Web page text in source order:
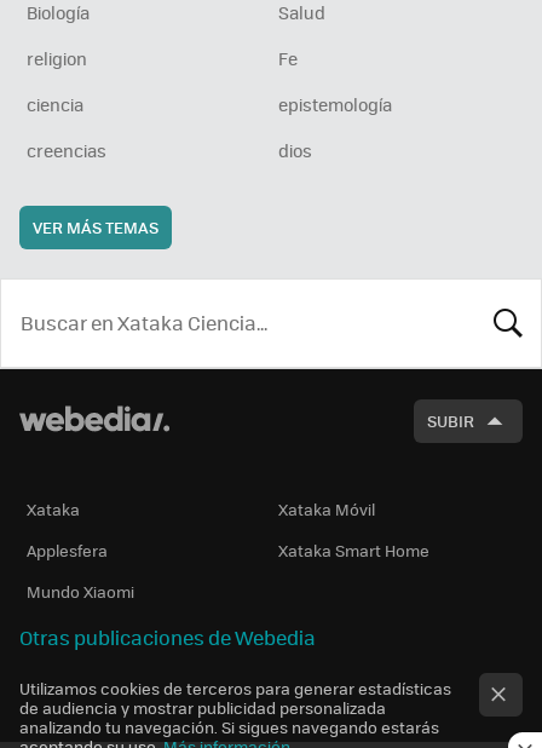
Biología
Salud
religion
Fe
ciencia
epistemología
creencias
dios
VER MÁS TEMAS
SUBIR
Xataka
Xataka Móvil
Applesfera
Xataka Smart Home
Mundo Xiaomi
Otras publicaciones de Webedia
Utilizamos cookies de terceros para generar estadísticas
de audiencia y mostrar publicidad personalizada
analizando tu navegación. Si sigues navegando estarás